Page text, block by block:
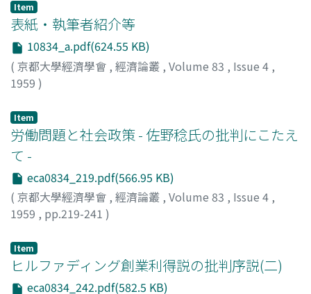
Item
表紙・執筆者紹介等
10834_a.pdf(624.55 KB)
( 京都大學經濟學會 , 經濟論叢 , Volume 83 , Issue 4 ,
1959 )
Item
労働問題と社会政策 - 佐野稔氏の批判にこたえ
て -
eca0834_219.pdf(566.95 KB)
( 京都大學經濟學會 , 經濟論叢 , Volume 83 , Issue 4 ,
1959 , pp.219-241 )
Item
ヒルファディング創業利得説の批判序説(二)
eca0834_242.pdf(582.5 KB)